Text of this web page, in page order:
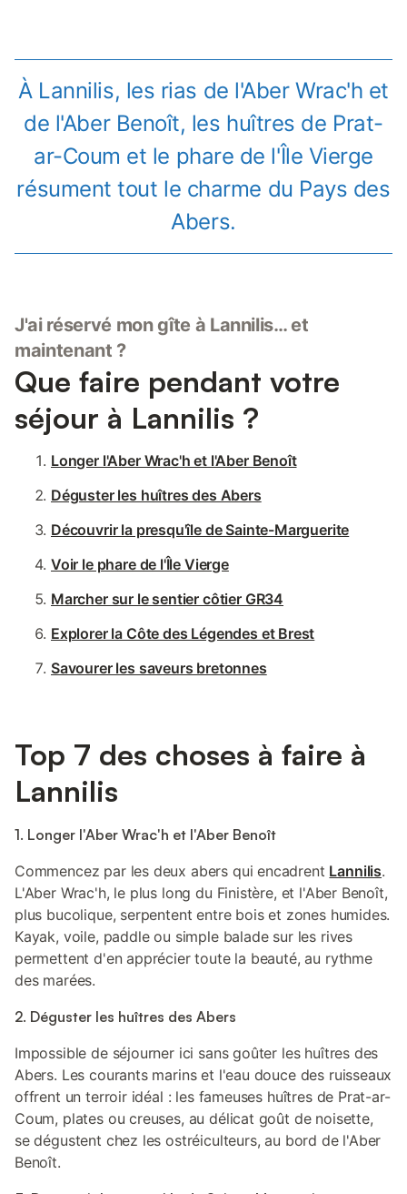
À Lannilis, les rias de l'Aber Wrac'h et
de l'Aber Benoît, les huîtres de Prat-
ar-Coum et le phare de l'Île Vierge
résument tout le charme du Pays des
Abers.
J'ai réservé mon gîte à Lannilis… et
maintenant ?
Que faire pendant votre
séjour à Lannilis ?
Longer l'Aber Wrac'h et l'Aber Benoît
Déguster les huîtres des Abers
Découvrir la presqu'île de Sainte-Marguerite
Voir le phare de l'Île Vierge
Marcher sur le sentier côtier GR34
Explorer la Côte des Légendes et Brest
Savourer les saveurs bretonnes
Top 7 des choses à faire à
Lannilis
1. Longer l'Aber Wrac'h et l'Aber Benoît
Commencez par les deux abers qui encadrent Lannilis.
L'Aber Wrac'h, le plus long du Finistère, et l'Aber Benoît,
plus bucolique, serpentent entre bois et zones humides.
Kayak, voile, paddle ou simple balade sur les rives
permettent d'en apprécier toute la beauté, au rythme
des marées.
2. Déguster les huîtres des Abers
Impossible de séjourner ici sans goûter les huîtres des
Abers. Les courants marins et l'eau douce des ruisseaux
offrent un terroir idéal : les fameuses huîtres de Prat-ar-
Coum, plates ou creuses, au délicat goût de noisette,
se dégustent chez les ostréiculteurs, au bord de l'Aber
Benoît.